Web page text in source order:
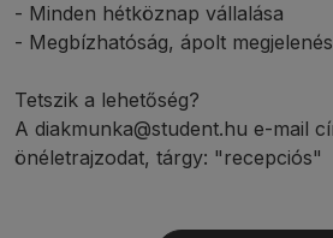
- Minden hétköznap vállalása
- Megbízhatóság, ápolt megjelenés
Tetszik a lehetőség?
A diakmunka@student.hu e-mail
önéletrajzodat, tárgy: "recepciós"